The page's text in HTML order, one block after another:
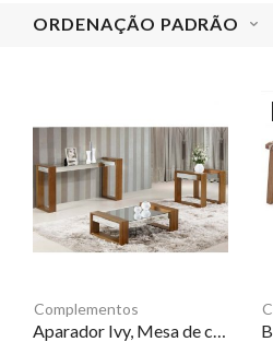
ORDENAÇÃO PADRÃO
Complementos
Aparador Ivy, Mesa de centro Ivy e Mesa lateral Ivy – AS